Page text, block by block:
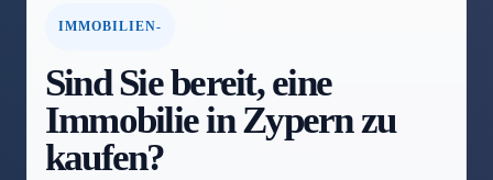
IMMOBILIEN-
Sind Sie bereit, eine
Immobilie in Zypern zu
kaufen?